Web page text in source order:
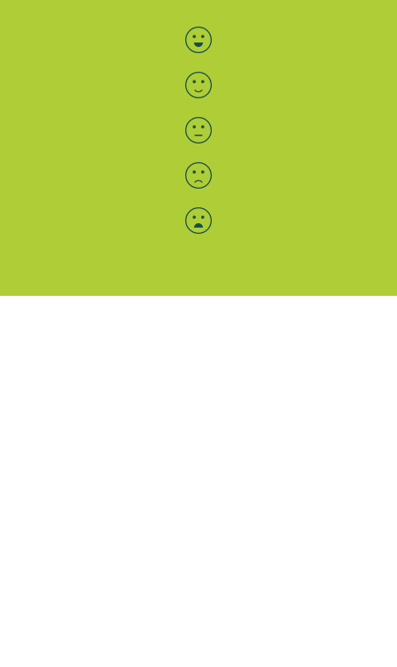
Bewertung auswählen